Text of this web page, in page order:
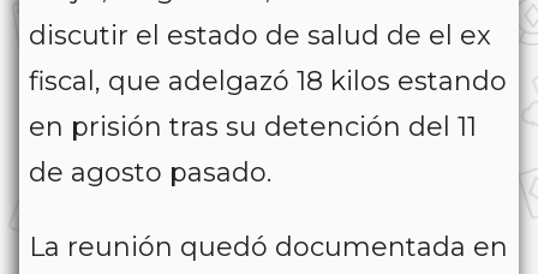
discutir el estado de salud de el ex
fiscal, que adelgazó 18 kilos estando
en prisión tras su detención del 11
de agosto pasado.
La reunión quedó documentada en